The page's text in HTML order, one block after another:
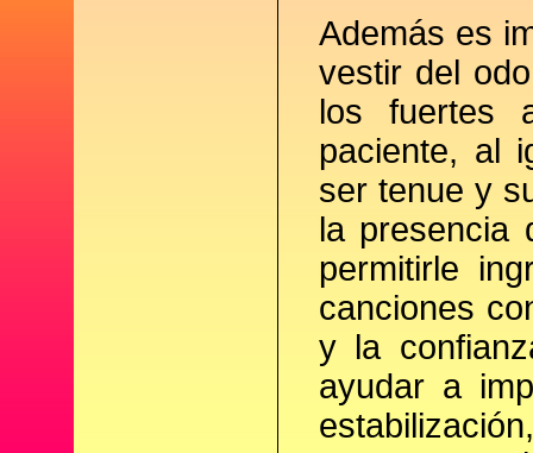
Además es
vestir del
los fuertes
paciente, al
ser tenue y
la presencia
permitirle
canciones
y la
ayudar a